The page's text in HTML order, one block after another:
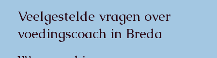
Veelgestelde vragen over
voedingscoach in Breda